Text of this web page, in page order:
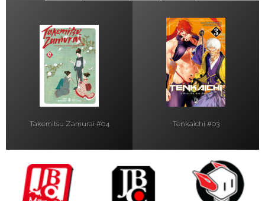
Takemitsu Zamurai #04 Tenkaichi #03